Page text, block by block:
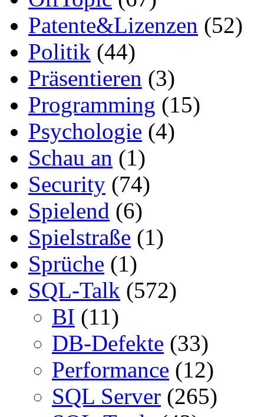
Patente&Lizenzen (52)
Politik (44)
Präsentieren (3)
Programming (15)
Psychologie (4)
Schau an (1)
Security (74)
Spielend (6)
Spielstraße (1)
Sprüche (1)
SQL-Talk (572)
BI (11)
DB-Defekte (33)
Performance (12)
SQL Server (265)